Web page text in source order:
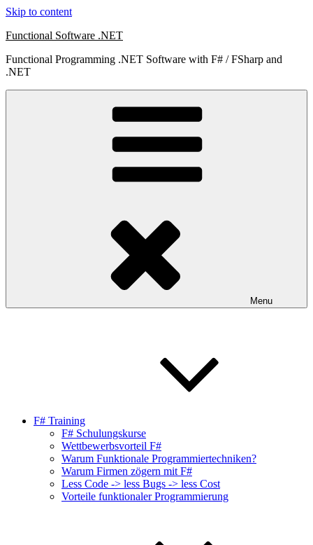
Skip to content
Functional Software .NET
Functional Programming .NET Software with F# / FSharp and
.NET
Menu
F# Training
F# Schulungskurse
Wettbewerbsvorteil F#
Warum Funktionale Programmiertechniken?
Warum Firmen zögern mit F#
Less Code -> less Bugs -> less Cost
Vorteile funktionaler Programmierung